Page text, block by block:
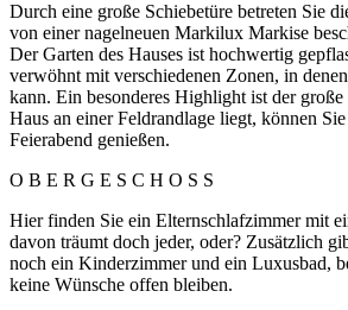
Durch eine große Schiebetüre betreten Sie
von einer nagelneuen Markilux Markise
Der Garten des Hauses ist hochwertig
verwöhnt mit verschiedenen Zonen, in
kann. Ein besonderes Highlight ist der
Haus an einer Feldrandlage liegt, können
Feierabend genießen.
O B E R G E S C H O S S
Hier finden Sie ein Elternschlafzimmer mit
davon träumt doch jeder, oder? Zusätzlich
noch ein Kinderzimmer und ein Luxusbad,
keine Wünsche offen bleiben.